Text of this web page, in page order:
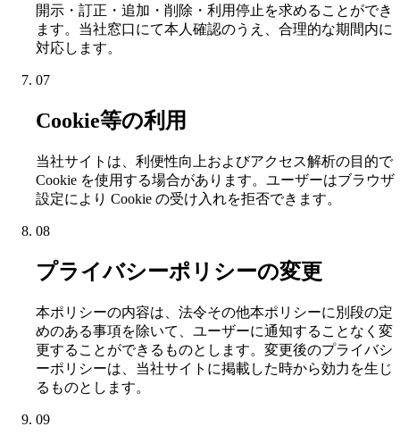
開示・訂正・追加・削除・利用停止を求めることができ
ます。当社窓口にて本人確認のうえ、合理的な期間内に
対応します。
07
Cookie等の利用
当社サイトは、利便性向上およびアクセス解析の目的で
Cookie を使用する場合があります。ユーザーはブラウザ
設定により Cookie の受け入れを拒否できます。
08
プライバシーポリシーの変更
本ポリシーの内容は、法令その他本ポリシーに別段の定
めのある事項を除いて、ユーザーに通知することなく変
更することができるものとします。変更後のプライバシ
ーポリシーは、当社サイトに掲載した時から効力を生じ
るものとします。
09